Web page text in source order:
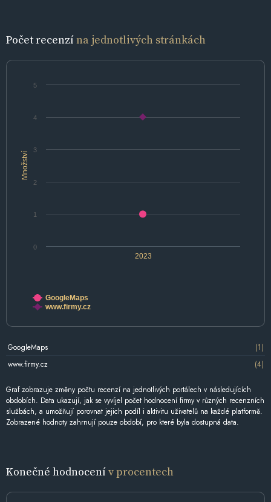
Počet recenzína jednotlivých stránkách
Množství
2023
0
1
2
3
4
5
GoogleMaps
www.firmy.cz
GoogleMaps
(1)
www.firmy.cz
(4)
Graf zobrazuje změny počtu recenzí na jednotlivých portálech v následujících
obdobích. Data ukazují, jak se vyvíjel počet hodnocení firmy v různých recenzních
službách, a umožňují porovnat jejich podíl i aktivitu uživatelů na každé platformě.
Zobrazené hodnoty zahrnují pouze období, pro které byla dostupná data.
Konečné hodnocenív procentech